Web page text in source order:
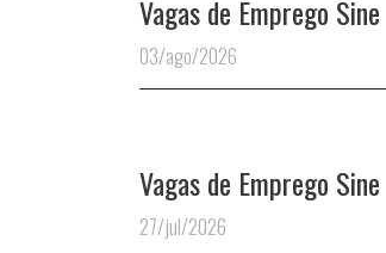
Vagas de Emprego Sine
03/ago/2026
Vagas de Emprego Sine
27/jul/2026